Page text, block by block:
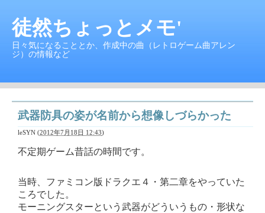
徒然ちょっとメモ'
日々気になることとか、作成中の曲（レトロゲーム曲アレン
ジ）の情報など
武器防具の姿が名前から想像しづらかった
leSYN (2012年7月18日 12:43)
不定期ゲーム昔話の時間です。
当時、ファミコン版ドラクエ４・第二章をやっていた
ころでした。
モーニングスターという武器がどういうもの・形状な